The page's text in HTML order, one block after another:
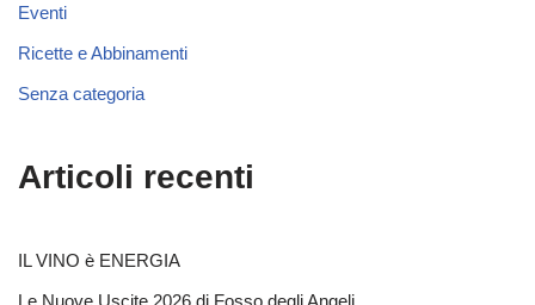
Eventi
Ricette e Abbinamenti
Senza categoria
Articoli recenti
IL VINO è ENERGIA
Le Nuove Uscite 2026 di Fosso degli Angeli